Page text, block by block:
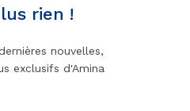
pour son message sur
Femme
rien !
nouvelles,
exclusifs d'Amina